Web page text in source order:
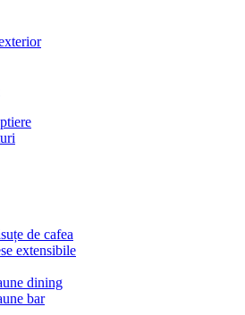
de cafea
extensibile
dining
bar